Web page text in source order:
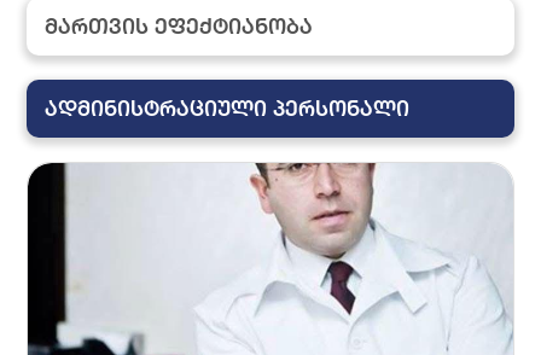
მართვის ეფექტიანობა
ადმინისტრაციული პერსონალი